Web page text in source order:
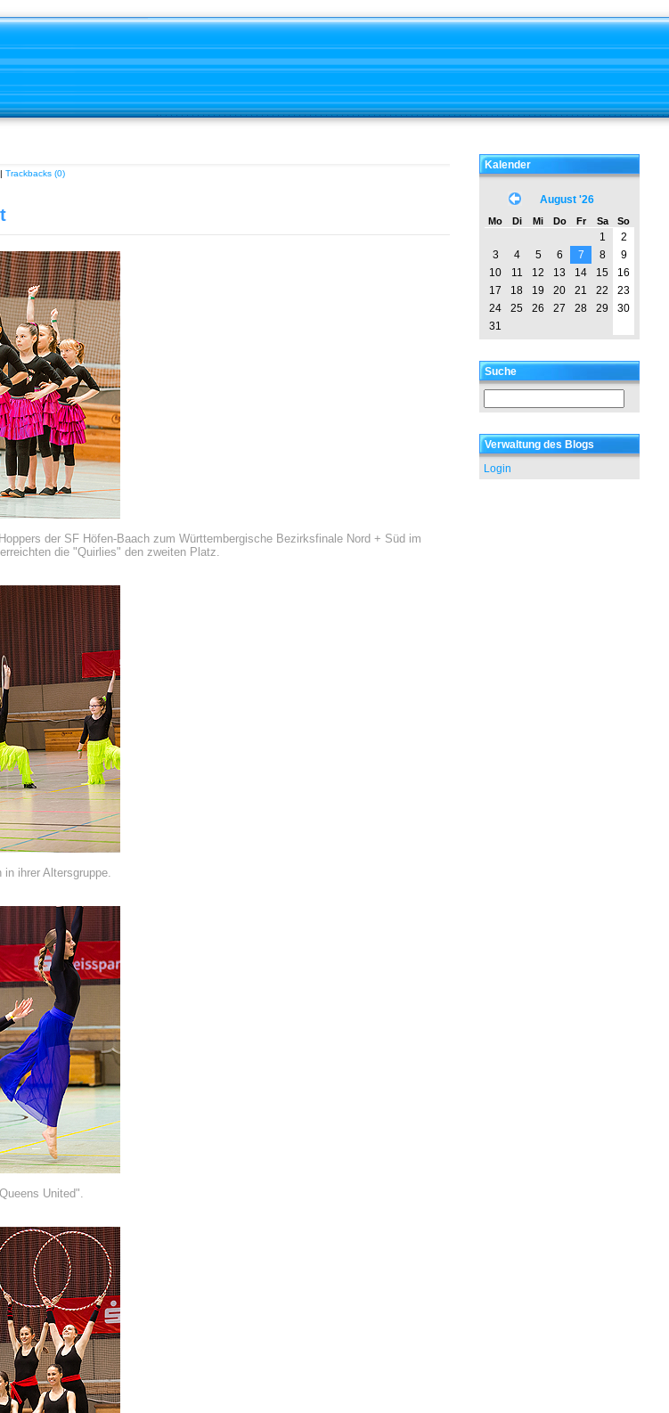
| Trackbacks (0)
der SF Höfen-Baach zum Württembergische Bezirksfinale Nord + Süd im
die "Quirlies" den zweiten Platz.
ihrer Altersgruppe.
United".
Kalender
August '26
Mo Di Mi Do Fr Sa So
1
2
3
4 5 6 7 8
9
10
11 12 13 14 15
16
17
18 19 20 21 22
23
24
25 26 27 28 29
30
31
Suche
Verwaltung des Blogs
Login